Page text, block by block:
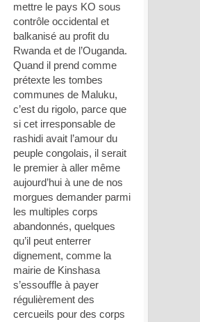
mettre le pays KO sous
contrôle occidental et
balkanisé au profit du
Rwanda et de l’Ouganda.
Quand il prend comme
prétexte les tombes
communes de Maluku,
c’est du rigolo, parce que
si cet irresponsable de
rashidi avait l’amour du
peuple congolais, il serait
le premier à aller même
aujourd’hui à une de nos
morgues demander parmi
les multiples corps
abandonnés, quelques
qu’il peut enterrer
dignement, comme la
mairie de Kinshasa
s’essouffle à payer
régulièrement des
cercueils pour des corps